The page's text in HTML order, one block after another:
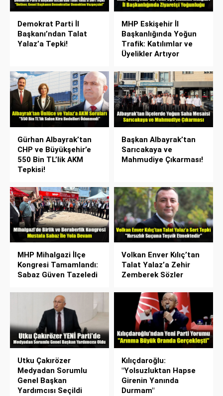
Demokrat Parti İl
Başkanı’ndan Talat
Yalaz’a Tepki!
MHP Eskişehir İl
Başkanlığında Yoğun
Trafik: Katılımlar ve
Üyelikler Artıyor
Gürhan Albayrak’tan
CHP ve Büyükşehir’e
550 Bin TL’lik AKM
Tepkisi!
Başkan Albayrak’tan
Sarıcakaya ve
Mahmudiye Çıkarması!
MHP Mihalgazi İlçe
Kongresi Tamamlandı:
Sabaz Güven Tazeledi
Volkan Enver Kılıç’tan
Talat Yalaz’a Zehir
Zemberek Sözler
Utku Çakırözer
Medyadan Sorumlu
Genel Başkan
Yardımcısı Seçildi
Kılıçdaroğlu:
"Yolsuzluktan Hapse
Girenin Yanında
Durmam"